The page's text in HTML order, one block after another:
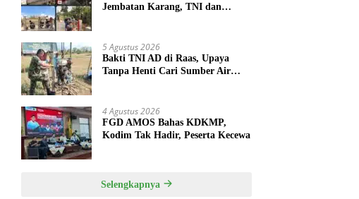
Jembatan Karang, TNI dan
5 Agustus 2026
Bakti TNI AD di Raas, Upaya
Tanpa Henti Cari Sumber Air
4 Agustus 2026
FGD AMOS Bahas KDKMP,
Kodim Tak Hadir, Peserta Kecewa
Selengkapnya